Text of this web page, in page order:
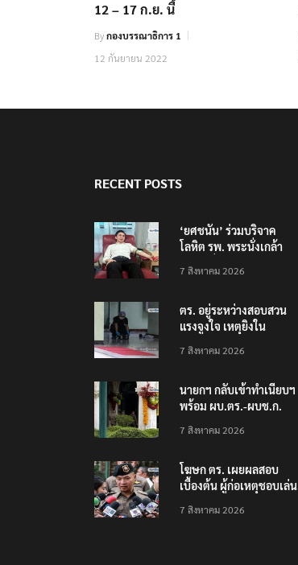
12 – 17 ก.ย. นี้
Byกองบรรณาธิการ 1
12 กันยายน 2022
RECENT POSTS
‘ยศชนัน’ ร่วมบริจาค
โลหิต รพ. พระนั่งเกล้า
เทพศิรินทร์ นนทบุรี
7 สิงหาคม 2026
ตร. อยู่ระหว่างสอบสวน
แรงจูงใจ เหตุยิงใน
นนทบุรี พบเด็กก่อเหตุ
7 สิงหาคม 2026
นายกฯ กลับเข้าทำเนียบฯ
พร้อม ผบ.ตร.-ผบช.ก.
ปืนเถื่อน
7 สิงหาคม 2026
โฆษก ตร. เผยผลสอบ
เบื้องต้น ผู้ก่อเหตุชอบเล่น
เหตุรุนแรงก่อนลงมือ
7 สิงหาคม 2026